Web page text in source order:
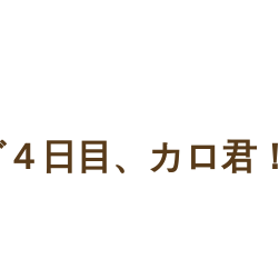
日目、カロ君！